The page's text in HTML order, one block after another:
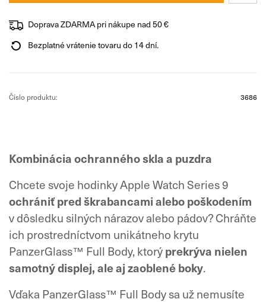
Doprava ZDARMA pri nákupe nad 50 €
Bezplatné vrátenie tovaru do 14 dní.
Číslo produktu: 3686
Kombinácia ochranného skla a puzdra
Chcete svoje hodinky Apple Watch Series 9
ochrániť pred škrabancami alebo poškodením
v dôsledku silných nárazov alebo pádov? Chráňte
ich prostredníctvom unikátneho krytu
PanzerGlass™ Full Body, ktorýprekrýva nielen
samotný displej, ale aj zaoblené boky.
Vďaka PanzerGlass™ Full Body sa už nemusíte